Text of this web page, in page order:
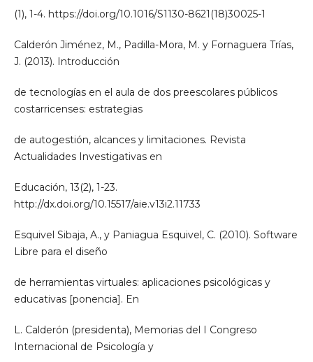
(1), 1-4. https://doi.org/10.1016/S1130-8621(18)30025-1
Calderón Jiménez, M., Padilla-Mora, M. y Fornaguera Trías,
J. (2013). Introducción
de tecnologías en el aula de dos preescolares públicos
costarricenses: estrategias
de autogestión, alcances y limitaciones. Revista
Actualidades Investigativas en
Educación, 13(2), 1-23.
http://dx.doi.org/10.15517/aie.v13i2.11733
Esquivel Sibaja, A., y Paniagua Esquivel, C. (2010). Software
Libre para el diseño
de herramientas virtuales: aplicaciones psicológicas y
educativas [ponencia]. En
L. Calderón (presidenta), Memorias del I Congreso
Internacional de Psicología y